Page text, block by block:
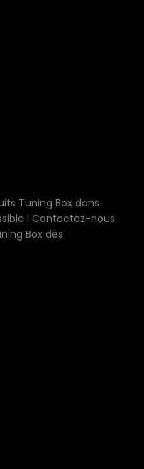
Tuning Box dans
! Contactez-nous
Box dès